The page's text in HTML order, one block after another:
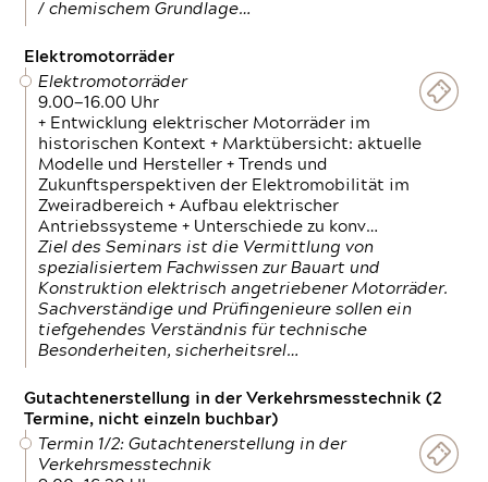
/ chemischem Grundlage…
Elektromotorräder
Elektromotorräder
9.00—16.00 Uhr
+ Entwicklung elektrischer Motorräder im
historischen Kontext + Marktübersicht: aktuelle
Modelle und Hersteller + Trends und
Zukunftsperspektiven der Elektromobilität im
Zweiradbereich + Aufbau elektrischer
Antriebssysteme + Unterschiede zu konv…
Ziel des Seminars ist die Vermittlung von
spezialisiertem Fachwissen zur Bauart und
Konstruktion elektrisch angetriebener Motorräder.
Sachverständige und Prüfingenieure sollen ein
tiefgehendes Verständnis für technische
Besonderheiten, sicherheitsrel…
Gutachtenerstellung in der Verkehrsmesstechnik (2
Termine, nicht einzeln buchbar)
Termin 1/2: Gutachtenerstellung in der
Verkehrsmesstechnik